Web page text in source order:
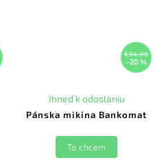
€34,99
–20 %
Pánska mikina Bankomat
Ihneď k odoslaniu
To chcem